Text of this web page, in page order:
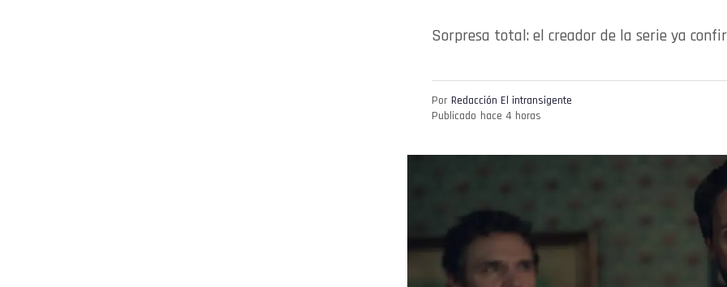
Sorpresa total: el creador de la serie ya
Por Redacción El intransigente
Publicado hace 4 horas